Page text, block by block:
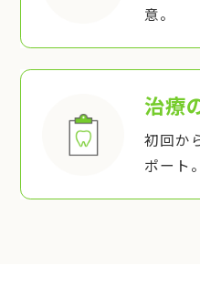
意。
治療
初回か
ポート。